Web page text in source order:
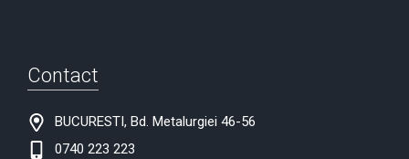
Contact
BUCURESTI, Bd. Metalurgiei 46-56
0740 223 223